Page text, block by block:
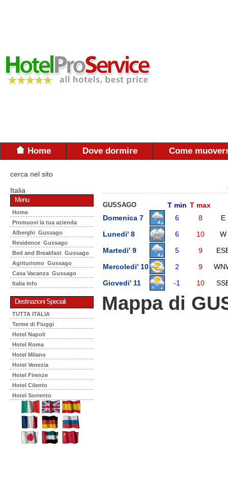
Home Dove dormire Come
cerca nel sito
Italia
Menu
Home
Promuovi la tua azienda
Alberghi Gussago
Residence Gussago
Bed and Breakfast Gussago
Agriturismo Gussago
Casa Vacanza Gussago
Italia Info
Destinazioni Speciali
TUTTA ITALIA
Terme di Fiuggi
Hotel Napoli
Hotel Roma
Hotel Milano
Hotel Venezia
Hotel Firenze
Hotel Cilento
Hotel Sorrento
GUSSAGO T min T max
Domenica 7
6 8
E
Lunedi' 8
6 10
W
Martedi' 9
5 9
Mercoledi' 10
2 9
Giovedi' 11
-1 10
Mappa di